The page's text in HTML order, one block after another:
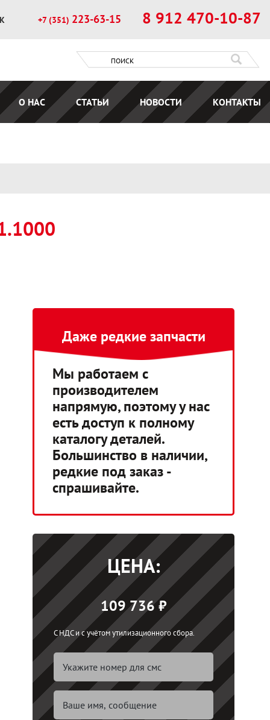
+7 (351) 223-63-15 8 912 470-10-87
О НАС СТАТЬИ НОВОСТИ КОНТАКТЫ
Даже редкие запчасти
Мы работаем с
производителем
напрямую, поэтому у нас
есть доступ к полному
каталогу деталей.
Большинство в наличии,
редкие под заказ -
спрашивайте.
ЦЕНА:
109 736 ₽
С НДС и с учётом утилизационного сбора.